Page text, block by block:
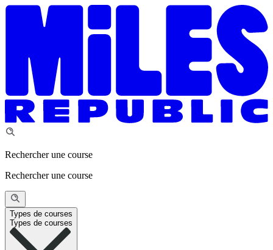
Rechercher une course
Rechercher une course
Types de courses
Types de courses